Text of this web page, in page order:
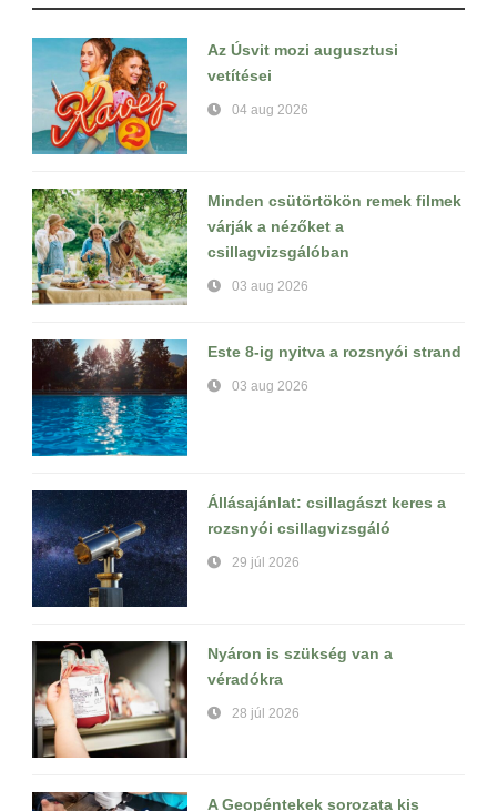
Az Úsvit mozi augusztusi
vetítései
04 aug 2026
Minden csütörtökön remek filmek
várják a nézőket a
csillagvizsgálóban
03 aug 2026
Este 8-ig nyitva a rozsnyói strand
03 aug 2026
Állásajánlat: csillagászt keres a
rozsnyói csillagvizsgáló
29 júl 2026
Nyáron is szükség van a
véradókra
28 júl 2026
A Geopéntekek sorozata kis